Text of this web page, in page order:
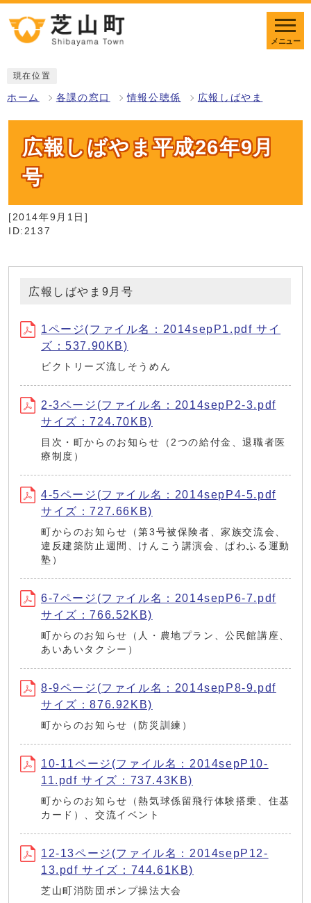
メニュー
現在位置
ホーム 各課の窓口 情報公聴係 広報しばやま
広報しばやま平成26年9月
号
[2014年9月1日]
ID:2137
広報しばやま9月号
1ページ(ファイル名：2014sepP1.pdf サイ
ズ：537.90KB)
ビクトリーズ流しそうめん
2-3ページ(ファイル名：2014sepP2-3.pdf
サイズ：724.70KB)
目次・町からのお知らせ（2つの給付金、退職者医
療制度）
4-5ページ(ファイル名：2014sepP4-5.pdf
サイズ：727.66KB)
町からのお知らせ（第3号被保険者、家族交流会、
違反建築防止週間、けんこう講演会、ぱわふる運動
塾）
6-7ページ(ファイル名：2014sepP6-7.pdf
サイズ：766.52KB)
町からのお知らせ（人・農地プラン、公民館講座、
あいあいタクシー）
8-9ページ(ファイル名：2014sepP8-9.pdf
サイズ：876.92KB)
町からのお知らせ（防災訓練）
10-11ページ(ファイル名：2014sepP10-
11.pdf サイズ：737.43KB)
町からのお知らせ（熱気球係留飛行体験搭乗、住基
カード）、交流イベント
12-13ページ(ファイル名：2014sepP12-
13.pdf サイズ：744.61KB)
芝山町消防団ポンプ操法大会